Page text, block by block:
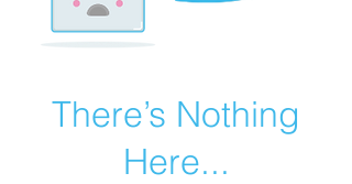
There’s Nothing
Here...